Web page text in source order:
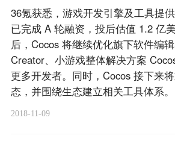
36氪获悉，游戏开发引擎及工具提供
已完成 A 轮融资，投后估值 1.2 亿
后，Cocos 将继续优化旗下软件编
Creator、小游戏整体解决方案
更多开发者。同时，Cocos 接下来
态，并围绕生态建立相关工具体系。
2018-11-09